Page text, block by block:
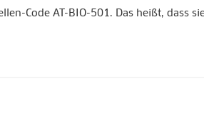
Code AT-BIO-501. Das heißt, dass